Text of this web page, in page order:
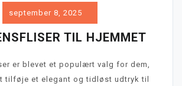
september 8, 2025
TIL HJEMMET
er blevet et populært valg for dem,
tilføje et elegant og tidløst udtryk til